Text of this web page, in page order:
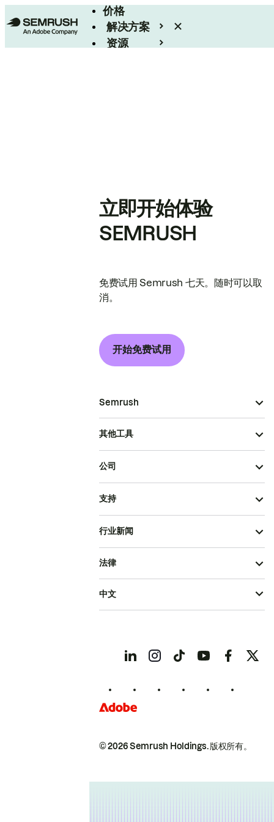
价格
解决方案
资源
立即开始体验
SEMRUSH
免费试用 Semrush 七天。随时可以取
消。
开始免费试用
Semrush
其他工具
公司
支持
行业新闻
© 2026 Semrush Holdings.版权所有。
法律
中文